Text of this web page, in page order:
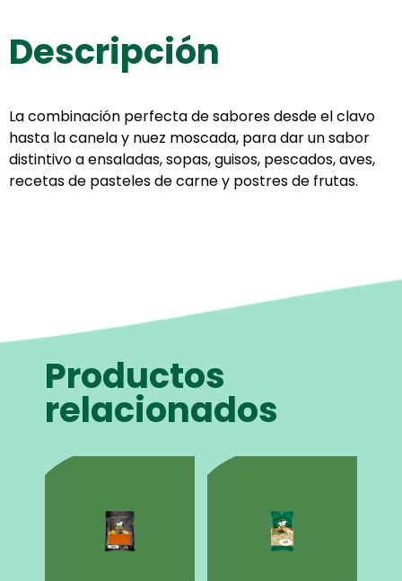
Descripción
La combinación perfecta de sabores desde el clavo
hasta la canela y nuez moscada, para dar un sabor
distintivo a ensaladas, sopas, guisos, pescados, aves,
recetas de pasteles de carne y postres de frutas.
Productos
relacionados